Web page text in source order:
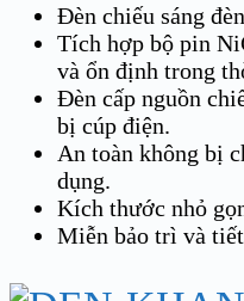
Đèn chiếu sáng
Tích hợp bộ pin
và ổn định trong
Đèn cấp nguồn
bị cúp điện.
An toàn không bị
dụng.
Kích thước nhỏ
Miễn bảo trì và